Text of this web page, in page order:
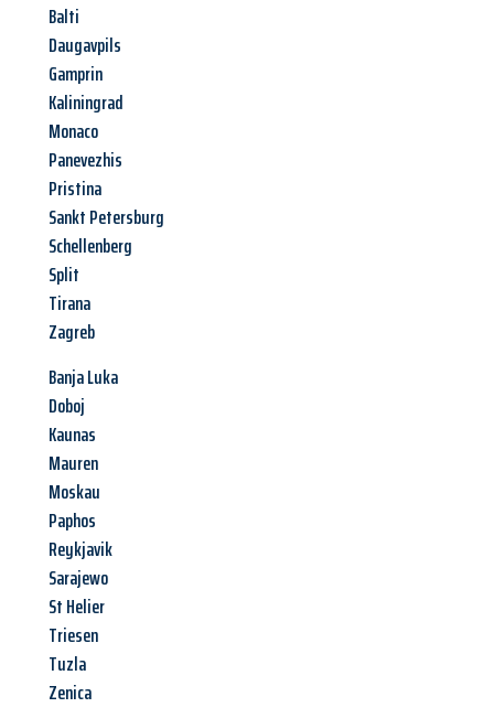
Balti
Daugavpils
Gamprin
Kaliningrad
Monaco
Panevezhis
Pristina
Sankt Petersburg
Schellenberg
Split
Tirana
Zagreb
Banja Luka
Doboj
Kaunas
Mauren
Moskau
Paphos
Reykjavik
Sarajewo
St Helier
Triesen
Tuzla
Zenica